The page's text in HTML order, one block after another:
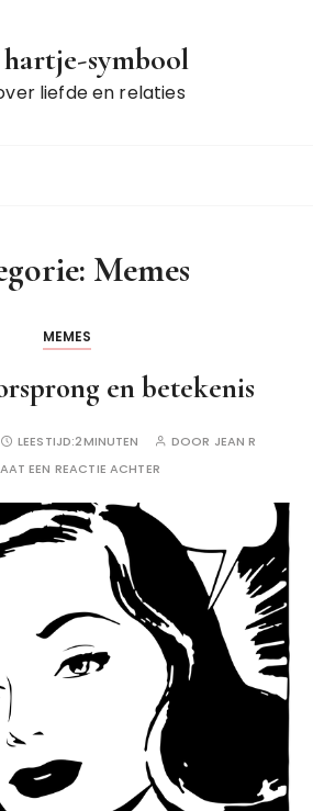
hartje-symbool
liefde en relaties
Memes
MEMES
en betekenis
LEESTIJD:2MINUTEN DOOR JEAN R
EEN REACTIE ACHTER